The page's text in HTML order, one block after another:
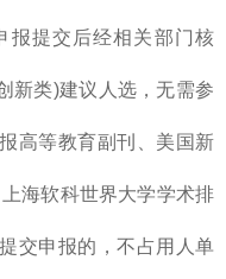
报提交后经相关部门核
新类)建议人选，无需参
高等教育副刊、美国新
海软科世界大学学术排
交申报的，不占用人单